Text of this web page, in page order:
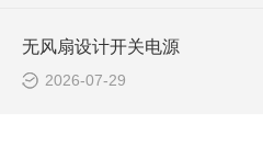
无风扇设计开关电源
2026-07-29